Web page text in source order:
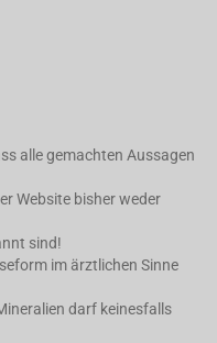
alle gemachten Aussagen
Website bisher weder
sind!
im ärztlichen Sinne
darf keinesfalls